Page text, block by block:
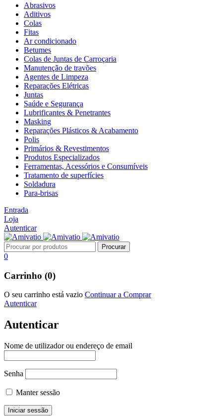
Abrasivos
Aditivos
Colas
Fitas
Ar condicionado
Betumes
Colas de Juntas de Carroçaria
Manutenção de travões
Agentes de Limpeza
Reparações Elétricas
Juntas
Saúde e Segurança
Lubrificantes & Penetrantes
Masking
Reparações Plásticos & Acabamento
Polis
Primários & Revestimentos
Produtos Especializados
Ferramentas, Acessórios e Consumíveis
Tratamento de superfícies
Soldadura
Para-brisas
Entrada
Loja
Autenticar
0
Carrinho (0)
O seu carrinho está vazio Continuar a Comprar
Autenticar
Autenticar
Nome de utilizador ou endereço de email
Senha
Manter sessão